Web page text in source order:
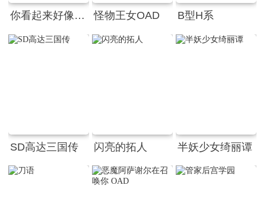
你看起来好像很好吃 怪物王女OAD B型H系
SD高达三国传 闪亮的拓人 半妖少女绮丽谭